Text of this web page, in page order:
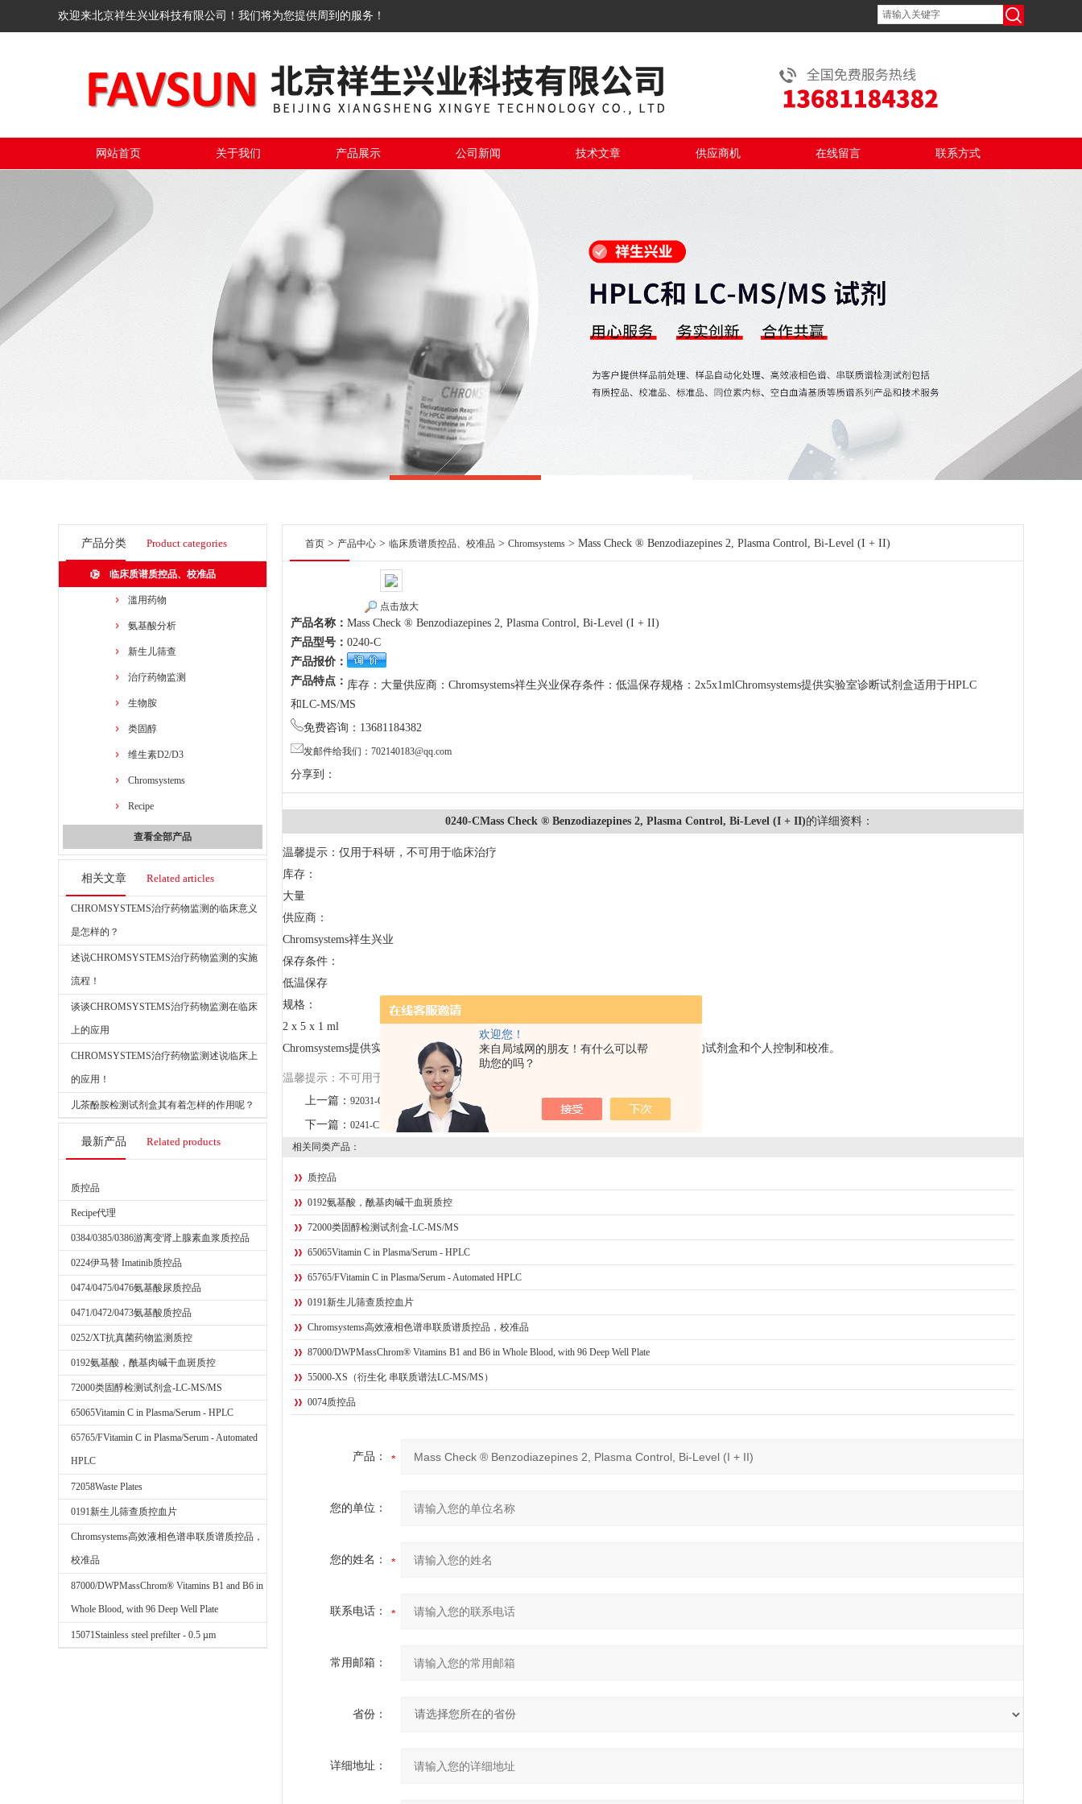
欢迎您！
来自局域网的朋友！有什么可以帮
助您的吗？
欢迎来北京祥生兴业科技有限公司！我们将为您提供周到的服务！
网站首页 关于我们 产品展示 公司新闻 技术文章 供应商机 在线留言 联系方式
产品分类 Product categories
临床质谱质控品、校准品
滥用药物
氨基酸分析
新生儿筛查
治疗药物监测
生物胺
类固醇
维生素D2/D3
Chromsystems
Recipe
查看全部产品
相关文章 Related articles
CHROMSYSTEMS治疗药物监测的临床意义
是怎样的？
述说CHROMSYSTEMS治疗药物监测的实施
流程！
谈谈CHROMSYSTEMS治疗药物监测在临床
上的应用
CHROMSYSTEMS治疗药物监测述说临床上
的应用！
儿茶酚胺检测试剂盒其有着怎样的作用呢？
最新产品 Related products
质控品
Recipe代理
0384/0385/0386游离变肾上腺素血浆质控品
0224伊马替 Imatinib质控品
0474/0475/0476氨基酸尿质控品
0471/0472/0473氨基酸质控品
0252/XT抗真菌药物监测质控
0192氨基酸，酰基肉碱干血斑质控
72000类固醇检测试剂盒-LC-MS/MS
65065Vitamin C in Plasma/Serum - HPLC
65765/FVitamin C in Plasma/Serum - Automated
HPLC
72058Waste Plates
0191新生儿筛查质控血片
Chromsystems高效液相色谱串联质谱质控品，
校准品
87000/DWPMassChrom® Vitamins B1 and B6 in
Whole Blood, with 96 Deep Well Plate
15071Stainless steel prefilter - 0.5 µm
首页 > 产品中心 > 临床质谱质控品、校准品 > Chromsystems > Mass Check ® Benzodiazepines 2, Plasma Control, Bi-Level (I + II)
点击放大
产品名称： Mass Check ® Benzodiazepines 2, Plasma Control, Bi-Level (I + II)
产品型号： 0240-C
产品报价：
产品特点： 库存：大量供应商：Chromsystems祥生兴业保存条件：低温保存规格：2x5x1mlChromsystems提供实验室诊断试剂盒适用于HPLC
和LC-MS/MS
免费咨询：13681184382
发邮件给我们：702140183@qq.com
分享到：
0240-CMass Check ® Benzodiazepines 2, Plasma Control, Bi-Level (I + II)的详细资料：
温馨提示：仅用于科研，不可用于临床治疗
库存：
大量
供应商：
Chromsystems祥生兴业
保存条件：
低温保存
规格：
2 x 5 x 1 ml
Chromsystems提供实验室诊断试剂盒适用于HPLC和LC-MS/MS。.产品范围包括完整的试剂盒和个人控制和校准。
温馨提示：不可用于临床治疗。
上一篇： 92031-C3PLUS1® Multilevel Plasma Calibrator Set Benzodiazepines 2 (lyoph.)
下一篇： 0241-CMass Check ® Benzodiazepines 2, Plasma Control, Level I
相关同类产品：
质控品
0192氨基酸，酰基肉碱干血斑质控
72000类固醇检测试剂盒-LC-MS/MS
65065Vitamin C in Plasma/Serum - HPLC
65765/FVitamin C in Plasma/Serum - Automated HPLC
0191新生儿筛查质控血片
Chromsystems高效液相色谱串联质谱质控品，校准品
87000/DWPMassChrom® Vitamins B1 and B6 in Whole Blood, with 96 Deep Well Plate
55000-XS（衍生化 串联质谱法LC-MS/MS）
0074质控品
产品：
您的单位：
您的姓名：
联系电话：
常用邮箱：
省份：
详细地址：